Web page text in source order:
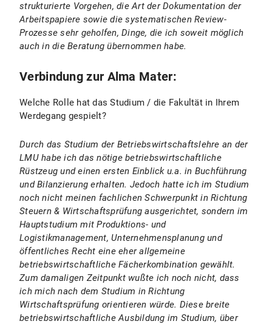
strukturierte Vorgehen, die Art der Dokumentation der
Arbeitspapiere sowie die systematischen Review-
Prozesse sehr geholfen, Dinge, die ich soweit möglich
auch in die Beratung übernommen habe.
Verbindung zur Alma Mater:
Welche Rolle hat das Studium / die Fakultät in Ihrem
Werdegang gespielt?
Durch das Studium der Betriebswirtschaftslehre an der
LMU habe ich das nötige betriebswirtschaftliche
Rüstzeug und einen ersten Einblick u.a. in Buchführung
und Bilanzierung erhalten. Jedoch hatte ich im Studium
noch nicht meinen fachlichen Schwerpunkt in Richtung
Steuern & Wirtschaftsprüfung ausgerichtet, sondern im
Hauptstudium mit Produktions- und
Logistikmanagement, Unternehmensplanung und
öffentliches Recht eine eher allgemeine
betriebswirtschaftliche Fächerkombination gewählt.
Zum damaligen Zeitpunkt wußte ich noch nicht, dass
ich mich nach dem Studium in Richtung
Wirtschaftsprüfung orientieren würde. Diese breite
betriebswirtschaftliche Ausbildung im Studium, über